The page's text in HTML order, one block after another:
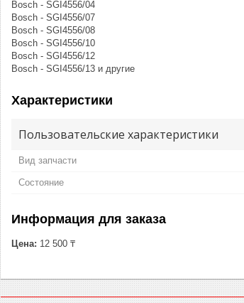
Bosch - SGI4556/04
Bosch - SGI4556/07
Bosch - SGI4556/08
Bosch - SGI4556/10
Bosch - SGI4556/12
Bosch - SGI4556/13 и другие
Характеристики
Пользовательские характеристики
Вид запчасти
Состояние
Информация для заказа
Цена: 12 500 ₸